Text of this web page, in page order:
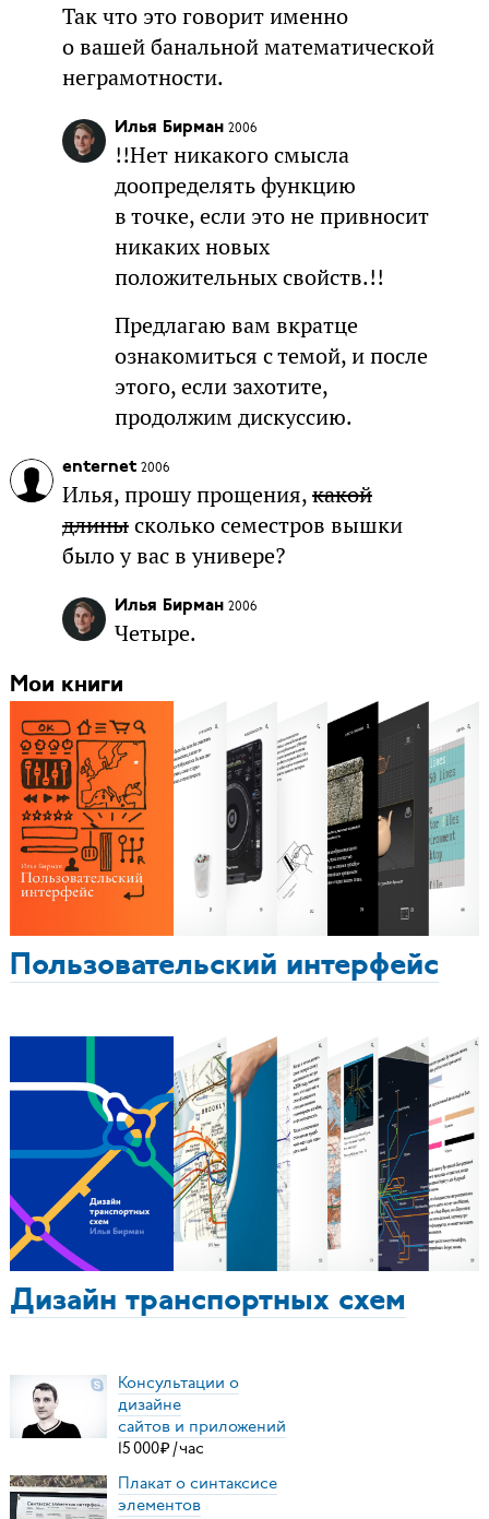
Так что это говорит именно
о вашей банальной математической
неграмотности.
Илья Бирман 2006
!!Нет никакого смысла
доопределять функцию
в точке, если это не привносит
никаких новых
положительных свойств.!!
Предлагаю вам вкратце
ознакомиться с темой, и после
этого, если захотите,
продолжим дискуссию.
enternet 2006
Илья, прошу прощения,какой
длинысколько семестров вышки
было у вас в универе?
Илья Бирман 2006
Четыре.
Мои книги
Пользовательский интерфейс
Дизайн транспортных схем
Консультации о
дизайне
сайтов и приложений
15000₽ /час
Плакат о синтаксисе
элементов